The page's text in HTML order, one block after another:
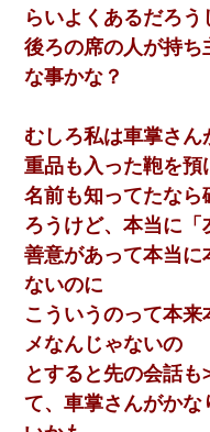
妻と同居し始めたときから
い？音楽聞こえる」と言
テレワーク上司「会議中は
絡無しは無理」上司「い
【クズ】昔、兄がお見合い
が、兄の同級生と結婚。そ
のお古ですが気分はどう
宅飲みで女友達の乳を見て
【驚愕】5000円でＪＫと
らいよくあるだろう
後ろの席の人が持
な事かな？
むしろ私は車掌さ
重品も入った鞄を預
名前も知ってたな
ろうけど、本当に「
善意があって本当に
ないのに
こういうのって本
メなんじゃないの
とすると先の会話
て、車掌さんがか